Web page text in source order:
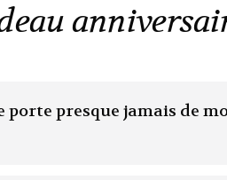
porte presque jamais de